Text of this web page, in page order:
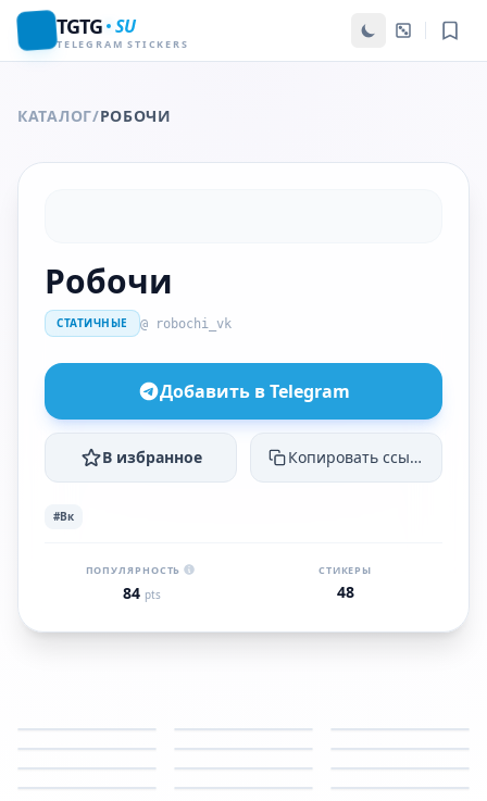
TGTG SU
TELEGRAM STICKERS
КАТАЛОГ/РОБОЧИ
Робочи
СТАТИЧНЫЕ @ robochi_vk
Добавить в Telegram
В избранное Копировать ссылку
#Вк
ПОПУЛЯРНОСТЬ
84 pts
СТИКЕРЫ
48